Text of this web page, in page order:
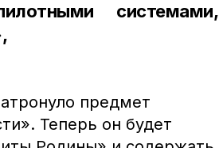
системами,
предмет
Теперь он будет